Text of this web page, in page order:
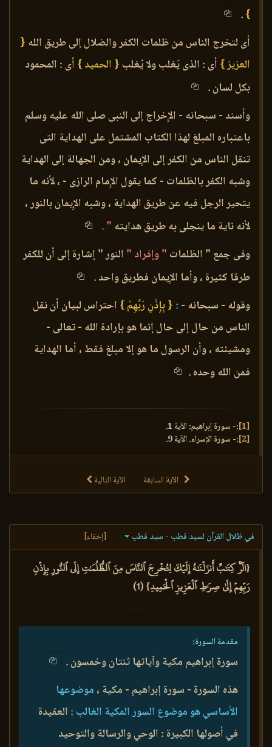
}
.
أى لتخرج الناس من ظلمات الكفر والضلال إلى طريق الله {
العزيز } أى : الذى يَغلب ولا يُغلب { الحميد } أى : المحمود
بكل لسان .
وأسند - سبحانه - الإِخراج إلى النبى صلى الله عليه وسلم
باعتباره المبلغ لهذا الكتاب المشتمل على الهداية التى
تنقل الناس من الكفر إلى الإِيمان ، ومن الجهالة إلى الهداية
وشبه الكفر بالظلمات - كما يقول الإِمام الرازى - ، لأنه ما
يتحير الرجل فيه عن طريق الهداية ، وشبه الإِيمان بالنور ،
لأنه ناية ما ينجلى به طريق هدايته " .
وفى جمع " الظلمات " وإفراد " النور " إشارة إلى أن للكفر
طرقا كثيرة ، وأما الإِيمان فطريق واحد .
وقوله - سبحانه - : { بِإِذْنِ رَبِّهِمْ } احتراس لبيان أن نقل
الناس من حال إلى حال إنما هو بإرادة الله - تعالى -
ومشيئته ، وأن الرسول ما هو إلا مبلغ فقط ، أما الهداية
فمن الله وحده .
[1] :- سورة إبراهيم: الآية 1.
[2] :- سورة الإسراء. الآية 9.
الآية السابقة الآية التالية
في ظلال القرآن لسيد قطب - سيد قطب [إخفاء]
{الٓرۚ كِتَٰبٌ أَنزَلۡنَٰهُ إِلَيۡكَ لِتُخۡرِجَ ٱلنَّاسَ مِنَ ٱلظُّلُمَٰتِ إِلَى ٱلنُّورِ بِإِذۡنِ
رَبِّهِمۡ إِلَىٰ صِرَٰطِ ٱلۡعَزِيزِ ٱلۡحَمِيدِ} (1)
مقدمة السورة:
سورة إبراهيم مكية وآياتها ثنتان وخمسون .
هذه السورة - سورة إبراهيم - مكية ، موضوعها
الأساسي هو موضوع السور المكية الغالب : العقيدة
في أصولها الكبيرة : الوحي والرسالة والتوحيد